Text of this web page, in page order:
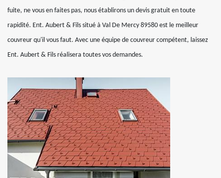
fuite, ne vous en faites pas, nous établirons un devis gratuit en toute
rapidité. Ent. Aubert & Fils situé à Val De Mercy 89580 est le meilleur
couvreur qu'il vous faut. Avec une équipe de couvreur compétent, laissez
Ent. Aubert & Fils réalisera toutes vos demandes.